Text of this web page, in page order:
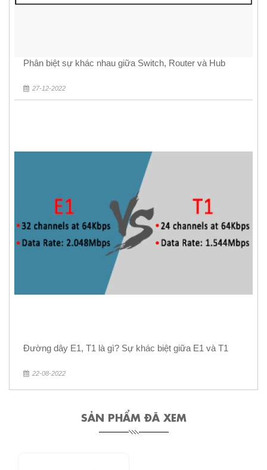
Phân biệt sự khác nhau giữa Switch, Router và Hub
27-12-2022
Đường dây E1, T1 là gì? Sự khác biệt giữa E1 và T1
22-08-2022
SẢN PHẨM ĐÃ XEM